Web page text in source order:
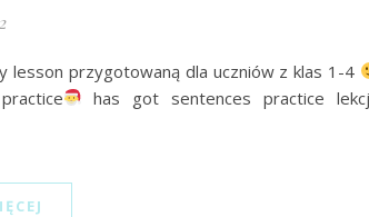
lesson przygotowaną dla uczniów z klas 1-4
has got sentences practice